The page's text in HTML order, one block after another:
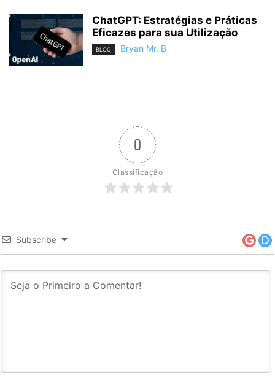
ChatGPT: Estratégias e Práticas
Eficazes para sua Utilização
BLOG Bryan Mr. B
0
Classificação
Subscribe